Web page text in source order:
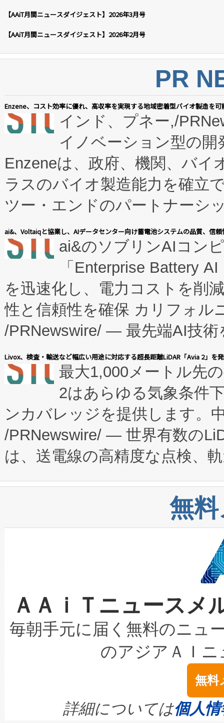
【AAiT月間ニュースダイジェスト】2026年3月号
【AAiT月間ニュースダイジェスト】2026年2月号
PR
Enzene、コスト効率に優れ、高収率を実現する地域密着型バイオ製造を
インド、プネー,/
イノベーション型の
Enzeneは、政府、機関、バイ
ラスのバイオ製造能力を確立
ツー・エンドのパートナーシ
表しました。 同社の実績ある
manufacturing™ (FCCM™) プ
たNeXは、バイオ医薬品製造
従来のフェッドバッチ施設の
に、患者やサプライチェーン
キー方式で拡張性が高く、持
す。FCCM‑を活用した現地生
患者にとっての費用負担を大
のアクセスを大幅に拡大する
Fully-Connected Continuous
プログラムには、施設設計・
に関する技術移転および知的
構造化トレーニングカリキュ
上げおよび商用化段階におけ
設備整備および立ち上げ調整
加組織は、Enzeneのバイオ
選定された製品について、自
取得できる可能性もあります
設には、3億～4億ドルかか
最高経営責任者（CEO）であ
す。「当社のfully-connected
ームを利用すれば、6,000万
きます。この効率性は、フェ
ai&、Voltaiqと協業し、AIデータセンター向け蓄電池システムの品質、信
ai&のソブリンAIコン
「Enterprise Battery
を迅速化し、電力コストを削
性と信頼性を確保 カリフォル
/PRNewswire/ — 最先端AI技術
会社エーアイ・アンド：本社
President原信平）と、エンタ
ードするVoltaiqは、日本にあ
ーエネルギー貯蔵システム（
た。 Voltaiq独自のAI搭載プラ
定、統合、導入、運用に至る
安全性を追跡し、確保する事
増加しているデータセンター
る電力網に大きな負担をかけ
事業者の負担軽減という課題
系統連系を迅速にし、ピーク
限を超えて利用可能な電力容
持できるよう貢献します。こ
ービスレベル契約（SLA）違
テリー性能の劣化によるダウ
念は、現在データセンターが
ます。 Voltaiq provides a
quality and reliability for AI
Livox、検査・輸送など幅広い用途に対応する超長距離LiDAR「Avia 2」を
最大1,000メートル先
2はあらゆる気象条件
ンカバレッジを提供します。
/PRNewswire/ — 世界有数の
は、送電線の高精度な点検、
や穀物倉庫におけるバルク材
リューション「Avia 2」を発
したAvia 2は、1,000メート
狭視野のFOVを切り替えるこ
ケーブル、枝などの細かな対
なレーザースポットにより、
な環境下でも豊かなディテー
キロメートル範囲を検出
LiDAR for Inspections,
は1535 nmレーザーを搭載。
イズの小径化を実現すること
す。ノーマルモードでは、
無
ＡＡｉＴニュース
毎朝手元に届く無料のニュ
のアジアＡＩ
無料
詳細については個人